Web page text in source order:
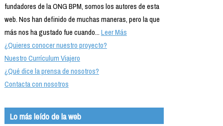
fundadores de la ONG BPM, somos los autores de esta
web. Nos han definido de muchas maneras, pero la que
más nos ha gustado fue cuando...Leer Más
¿Quieres conocer nuestro proyecto?
Nuestro Currículum Viajero
¿Qué dice la prensa de nosotros?
Contacta con nosotros
Lo más leído de la web